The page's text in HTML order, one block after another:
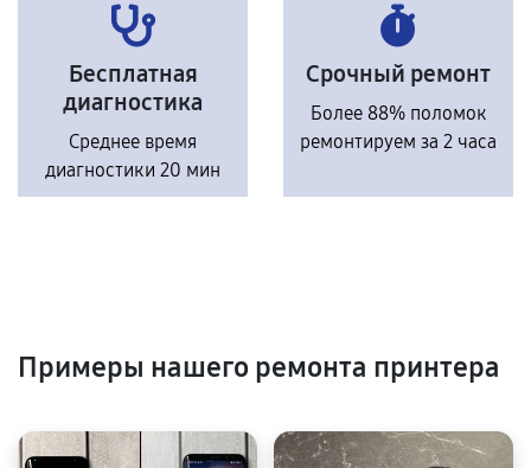
Бесплатная
диагностика
Среднее время
диагностики 20 мин
Срочный ремонт
Более 88% поломок
ремонтируем за 2 часа
Примеры нашего ремонта принтера